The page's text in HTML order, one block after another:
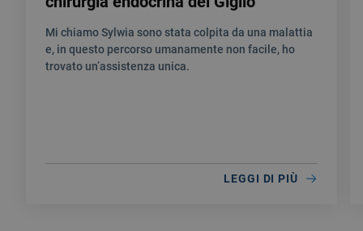
Mi chiamo Sylwia sono stata colpita da una malattia
e, in questo percorso umanamente non facile, ho
trovato un’assistenza unica.
LEGGI DI PIÙ